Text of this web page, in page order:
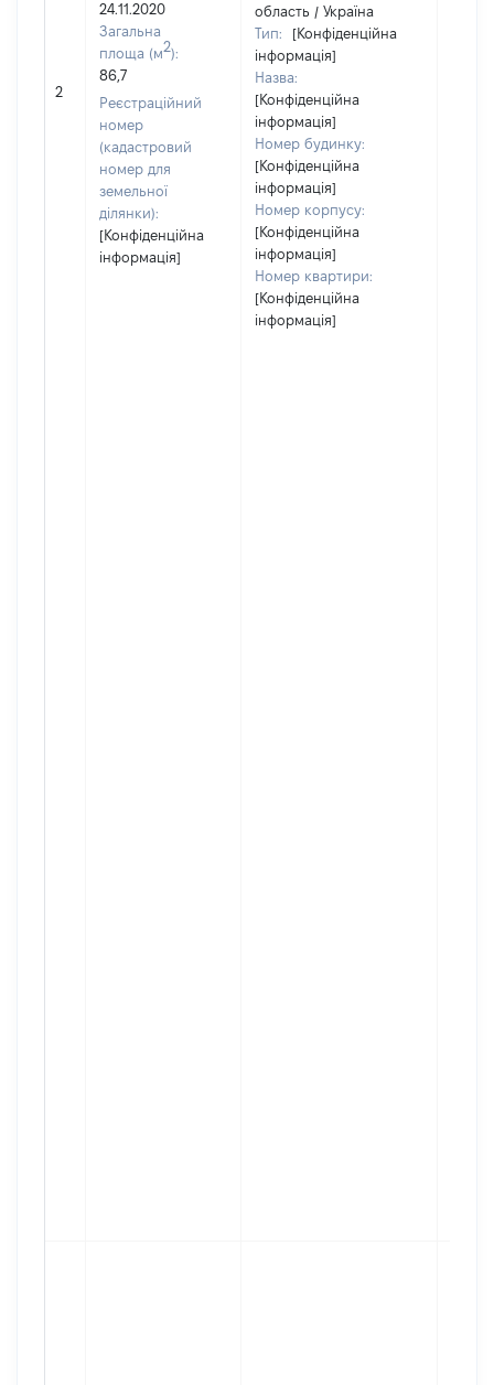
2
24.11.2020
Загальна
площа (м2):
86,7
Реєстраційний
номер
(кадастровий
номер для
земельної
ділянки):
[Конфіденційна
інформація]
область / Україна
Тип:
[Конфіденційна
інформація]
Назва:
[Конфіденційна
інформація]
Номер будинку:
[Конфіденційна
інформація]
Номер корпусу:
[Конфіденційна
інформація]
Номер квартири:
[Конфіденційна
інформація]